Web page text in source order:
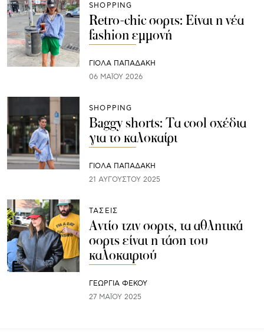
SHOPPING
Retro-chic σορτς: Είναι η νέα
fashion εμμονή
ΓΙΌΛΑ ΠΑΠΑΔΆΚΗ
06 ΜΑΪ́ΟΥ 2026
SHOPPING
Baggy shorts: Τα cool σχέδια
για το καλοκαίρι
ΓΙΌΛΑ ΠΑΠΑΔΆΚΗ
21 ΑΥΓΟΎΣΤΟΥ 2025
ΤΑΣΕΙΣ
Αντίο τζιν σορτς, τα αθλητικά
σορτς είναι η τάση του
καλοκαιριού
ΓΕΩΡΓΙΑ ΦΕΚΟΥ
27 ΜΑΪ́ΟΥ 2025